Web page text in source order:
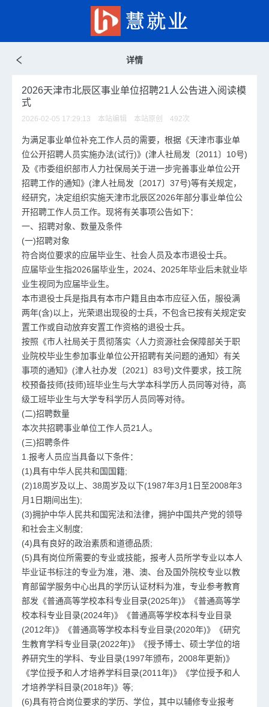
详情
2026天津市北辰区事业单位招聘21人公告进入阅读模
式
2026-02-05 17:29:13 本站编辑 本站原创 492次
为满足事业单位补充工作人员的需要，根据《天津市事业单
位公开招聘人员实施办法(试行)》(津人社局发〔2011〕10号)
及《市委组织部市人力社保局关于进一步完善事业单位公开
招聘工作的通知》(津人社局发〔2017〕37号)等有关规定，
经研究，决定组织实施天津市北辰区2026年部分事业单位公
开招聘工作人员工作。现将有关事项公告如下：
一、招聘对象、数量及条件
(一)招聘对象
符合岗位要求的应届毕业生、社会人员及本市退役士兵。
应届毕业生指2026届毕业生，2024、2025年毕业后未就业毕
业生视同为应届毕业生。
本市退役士兵是指具有本市户籍且由本市应征入伍，服役满
两年(含)以上，光荣退出现役的士兵，不包含已按有关规定安
置工作或自动放弃安置工作资格的退役士兵。
按照《市人社局关于贯彻落实〈人力资源社会保障部关于职
业院校毕业生参加事业单位公开招聘有关问题的通知〉有关
事项的通知》(津人社办发〔2021〕83号)文件要求，技工院
校预备技师(技师)班毕业生与大学本科学历人员同等对待，高
级工班毕业生与大学专科学历人员同等对待。
(二)招聘数量
本次共招聘事业单位工作人员21人。
(三)招聘条件
1.报考人员应当具备以下条件：
(1)具有中华人民共和国国籍;
(2)18周岁及以上、38周岁及以下(1987年3月1日至2008年3
月1日期间出生);
(3)拥护中华人民共和国宪法和法律，拥护中国共产党的领导
和社会主义制度;
(4)具有良好的政治素质和道德品质;
(5)具有岗位所需要的专业或技能，报考人员所学专业以本人
毕业证书标注的专业为准，港、澳、台及国外院校专业以教
育部留学服务中心出具的学历认证材料为准，专业参考教育
部发《普通高等学校本科专业目录(2025年)》《普通高等学
校本科专业目录(2024年)》《普通高等学校本科专业目录
(2012年)》《普通高等学校本科专业目录(2020年)》《研究
生教育学科专业目录(2022年)》《授予博士、硕士学位的培
养研究生的学科、专业目录(1997年颁布，2008年更新)》
《学位授予和人才培养学科目录(2011年)》《学位授予和人
才培养学科目录(2018年)》等;
(6)具有符合岗位要求的学历、学位，其中以辅修专业报考